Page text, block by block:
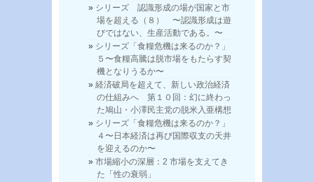
シリーズ 認識形成の場が国家と市
場を超える（８） 〜認識形成は遊
びではない、生産活動である。〜
シリーズ「食糧危機は来るのか？」
５〜食糧高騰は脱市場をもたらす契
機となりうるか〜
経済破局を超えて、新しい政治経済
の仕組みへ 第１０回：幻に終わっ
た鳩山・小澤民主党の脱米入亜構想
シリーズ「食糧危機は来るのか？」
４〜日本経済は再び国際収支の天井
を迎えるのか〜
市場縮小の深層：2 市場を支えてき
た「性の衰弱」